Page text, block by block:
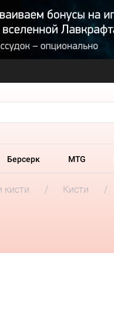
Берсерк MTG
кисти Кисти